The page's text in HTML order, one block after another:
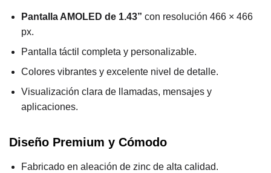
Pantalla AMOLED de 1.43” con resolución 466 × 466
px.
Pantalla táctil completa y personalizable.
Colores vibrantes y excelente nivel de detalle.
Visualización clara de llamadas, mensajes y
aplicaciones.
Diseño Premium y Cómodo
Fabricado en aleación de zinc de alta calidad.